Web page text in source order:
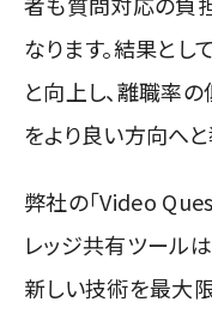
なります。結果と
と向上し、離職率
をより良い方向へ
弊社の「Video
レッジ共有ツール
新しい技術を最大